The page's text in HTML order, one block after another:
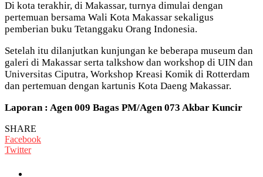
Di kota terakhir, di Makassar, turnya dimulai dengan
pertemuan bersama Wali Kota Makassar sekaligus
pemberian buku Tetanggaku Orang Indonesia.
Setelah itu dilanjutkan kunjungan ke beberapa museum dan
galeri di Makassar serta talkshow dan workshop di UIN dan
Universitas Ciputra, Workshop Kreasi Komik di Rotterdam
dan pertemuan dengan kartunis Kota Daeng Makassar.
Laporan : Agen 009 Bagas PM/Agen 073 Akbar Kuncir
SHARE
Facebook
Twitter